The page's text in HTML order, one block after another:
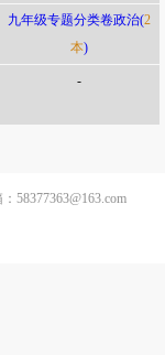
九年级专题分类卷政治(2
本)
-
58377363@163.com